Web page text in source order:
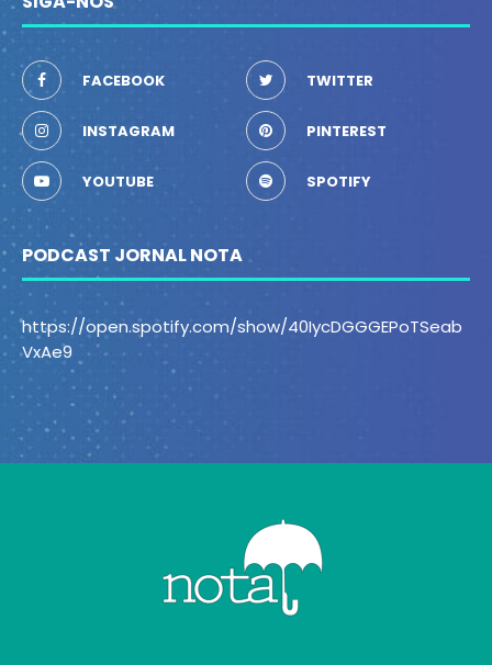
FACEBOOK TWITTER
INSTAGRAM PINTEREST
YOUTUBE SPOTIFY
PODCAST JORNAL NOTA
https://open.spotify.com/show/40IycDGGGEPoTSeab
VxAe9